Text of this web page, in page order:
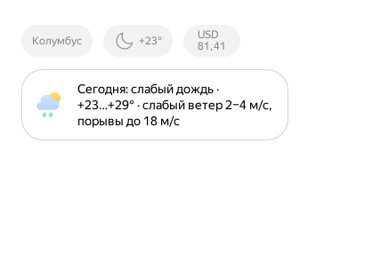
Колумбус +23°
Курсы ЦБ
РФ
USD
81,41
Сегодня: слабый дождь ·
+23⁠…⁠+29⁠° · слабый ветер 2⁠–⁠4 м⁠/⁠с,
порывы до 18 м⁠/⁠с